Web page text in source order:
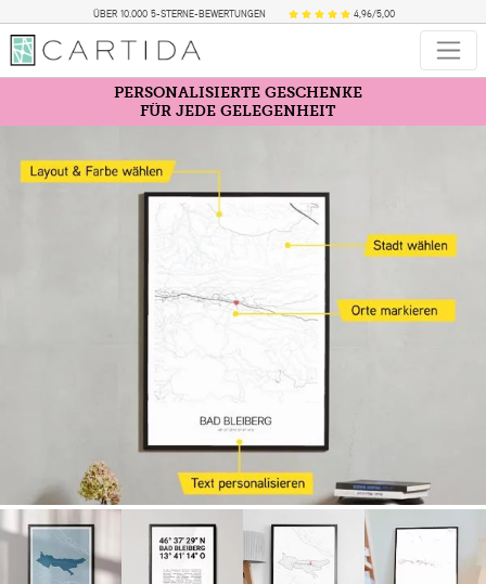
ÜBER 10.000 5-STERNE-BEWERTUNGEN 4,96/5,00
PERSONALISIERTE GESCHENKE
FÜR JEDE GELEGENHEIT